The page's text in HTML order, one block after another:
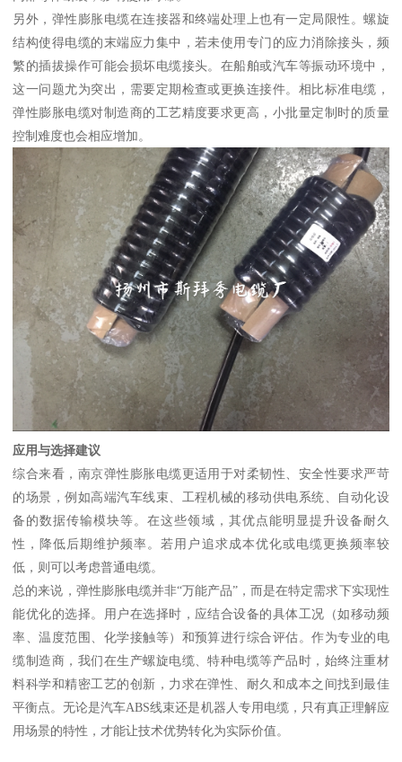
另外，弹性膨胀电缆在连接器和终端处理上也有一定局限性。螺旋
结构使得电缆的末端应力集中，若未使用专门的应力消除接头，频
繁的插拔操作可能会损坏电缆接头。在船舶或汽车等振动环境中，
这一问题尤为突出，需要定期检查或更换连接件。相比标准电缆，
弹性膨胀电缆对制造商的工艺精度要求更高，小批量定制时的质量
控制难度也会相应增加。
应用与选择建议
综合来看，南京弹性膨胀电缆更适用于对柔韧性、安全性要求严苛
的场景，例如高端汽车线束、工程机械的移动供电系统、自动化设
备的数据传输模块等。在这些领域，其优点能明显提升设备耐久
性，降低后期维护频率。若用户追求成本优化或电缆更换频率较
低，则可以考虑普通电缆。
总的来说，弹性膨胀电缆并非“万能产品”，而是在特定需求下实现性
能优化的选择。用户在选择时，应结合设备的具体工况（如移动频
率、温度范围、化学接触等）和预算进行综合评估。作为专业的电
缆制造商，我们在生产螺旋电缆、特种电缆等产品时，始终注重材
料科学和精密工艺的创新，力求在弹性、耐久和成本之间找到最佳
平衡点。无论是汽车ABS线束还是机器人专用电缆，只有真正理解应
用场景的特性，才能让技术优势转化为实际价值。